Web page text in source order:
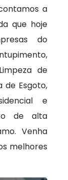
a
que hoje
do
de
de Esgoto,
e
de alta
Venha
melhores